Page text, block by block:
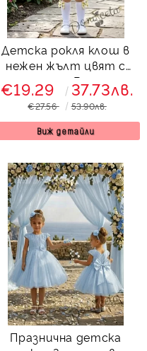
Детска рокля клош в
нежен жълт цвят с
пеперуди Вилина
€19.29 37.73лв.
€27.56 53.90лв.
Виж детайли
Празнична детска